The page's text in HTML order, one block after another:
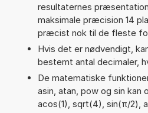
resultaternes
maksimale præcision 14
præcist nok til de fleste
Hvis det er nødvendigt,
bestemt antal decimaler,
De matematiske
asin, atan, pow og sin kan
acos(1), sqrt(4), sin(π/2),